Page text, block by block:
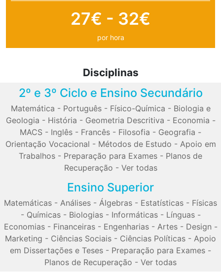
27€ - 32€
por hora
Disciplinas
2º e 3º Ciclo e Ensino Secundário
Matemática - Português- Físico-Química - Biologia e
Geologia - História - Geometria Descritiva - Economia -
MACS - Inglês - Francês - Filosofia - Geografia -
Orientação Vocacional - Métodos de Estudo - Apoio em
Trabalhos - Preparação para Exames - Planos de
Recuperação - Ver todas
Ensino Superior
Matemáticas - Análises - Álgebras - Estatísticas - Físicas
- Químicas- Biologias- Informáticas- Línguas-
Economias- Financeiras- Engenharias- Artes- Design -
Marketing - Ciências Sociais - Ciências Políticas - Apoio
em Dissertações e Teses - Preparação para Exames -
Planos de Recuperação - Ver todas